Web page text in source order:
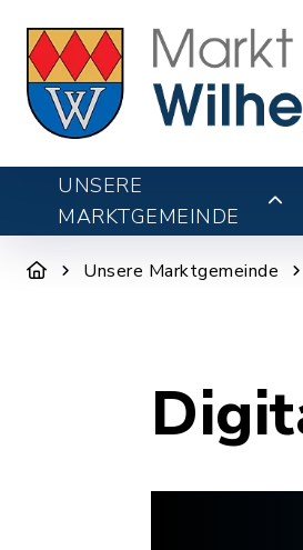
UNSERE
MARKTGEMEINDE
Unsere Marktgemeinde